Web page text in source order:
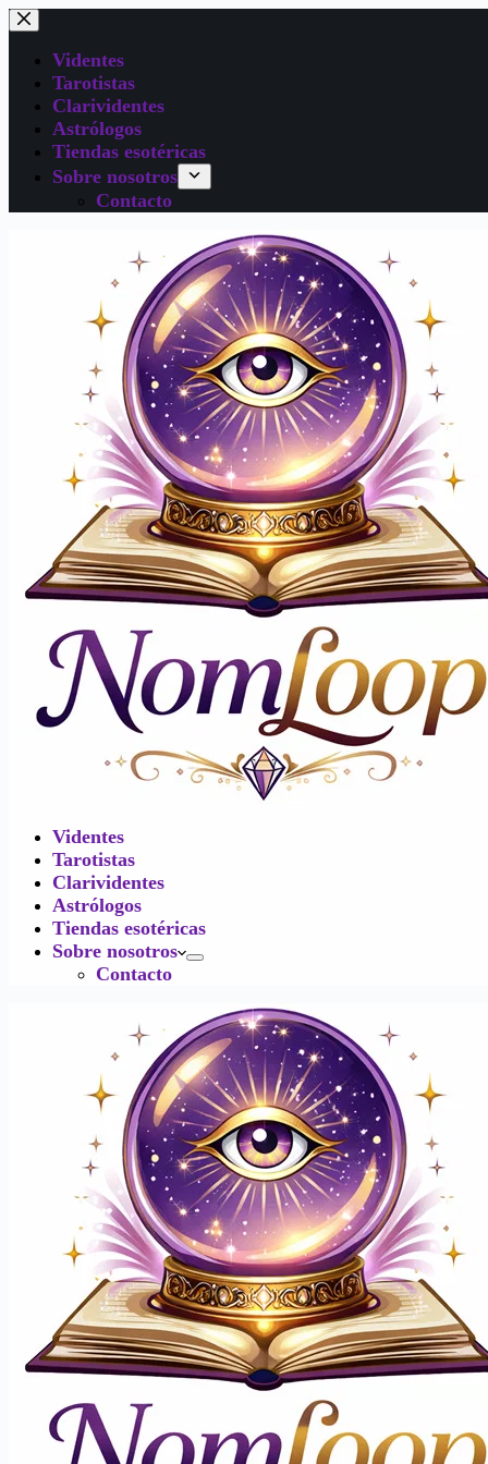
Videntes
Tarotistas
Clarividentes
Astrólogos
Tiendas esotéricas
Sobre nosotros
Contacto
Videntes
Tarotistas
Clarividentes
Astrólogos
Tiendas esotéricas
Sobre nosotros
Contacto